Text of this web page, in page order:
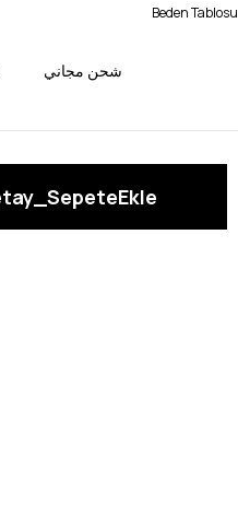
Beden Tablosu
شحن مجاني